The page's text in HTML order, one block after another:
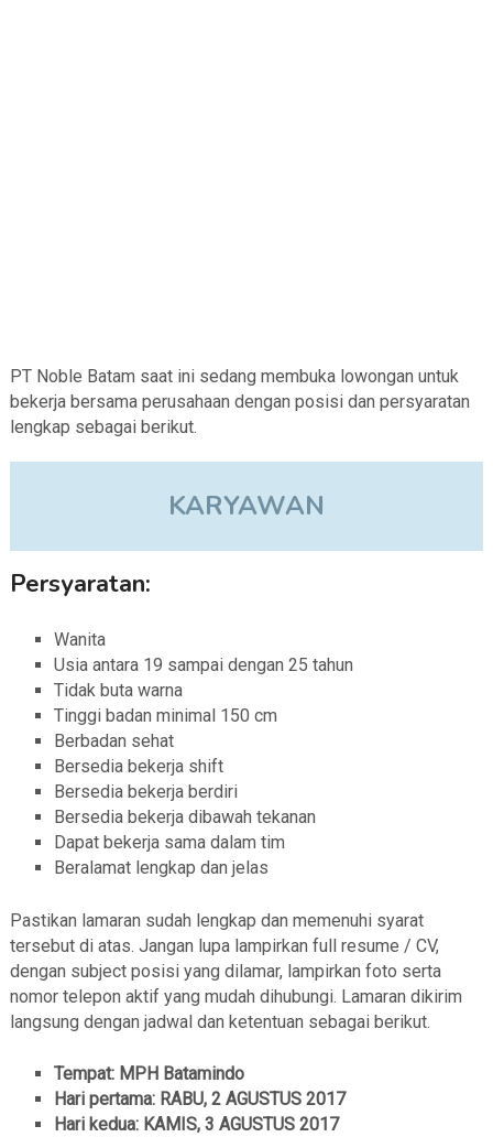
PT Noble Batam saat ini sedang membuka lowongan untuk
bekerja bersama perusahaan dengan posisi dan persyaratan
lengkap sebagai berikut.
KARYAWAN
Persyaratan:
Wanita
Usia antara 19 sampai dengan 25 tahun
Tidak buta warna
Tinggi badan minimal 150 cm
Berbadan sehat
Bersedia bekerja shift
Bersedia bekerja berdiri
Bersedia bekerja dibawah tekanan
Dapat bekerja sama dalam tim
Beralamat lengkap dan jelas
Pastikan lamaran sudah lengkap dan memenuhi syarat
tersebut di atas. Jangan lupa lampirkan full resume / CV,
dengan subject posisi yang dilamar, lampirkan foto serta
nomor telepon aktif yang mudah dihubungi. Lamaran dikirim
langsung dengan jadwal dan ketentuan sebagai berikut.
Tempat: MPH Batamindo
Hari pertama: RABU, 2 AGUSTUS 2017
Hari kedua: KAMIS, 3 AGUSTUS 2017